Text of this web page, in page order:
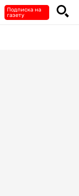
Подписка на
газету